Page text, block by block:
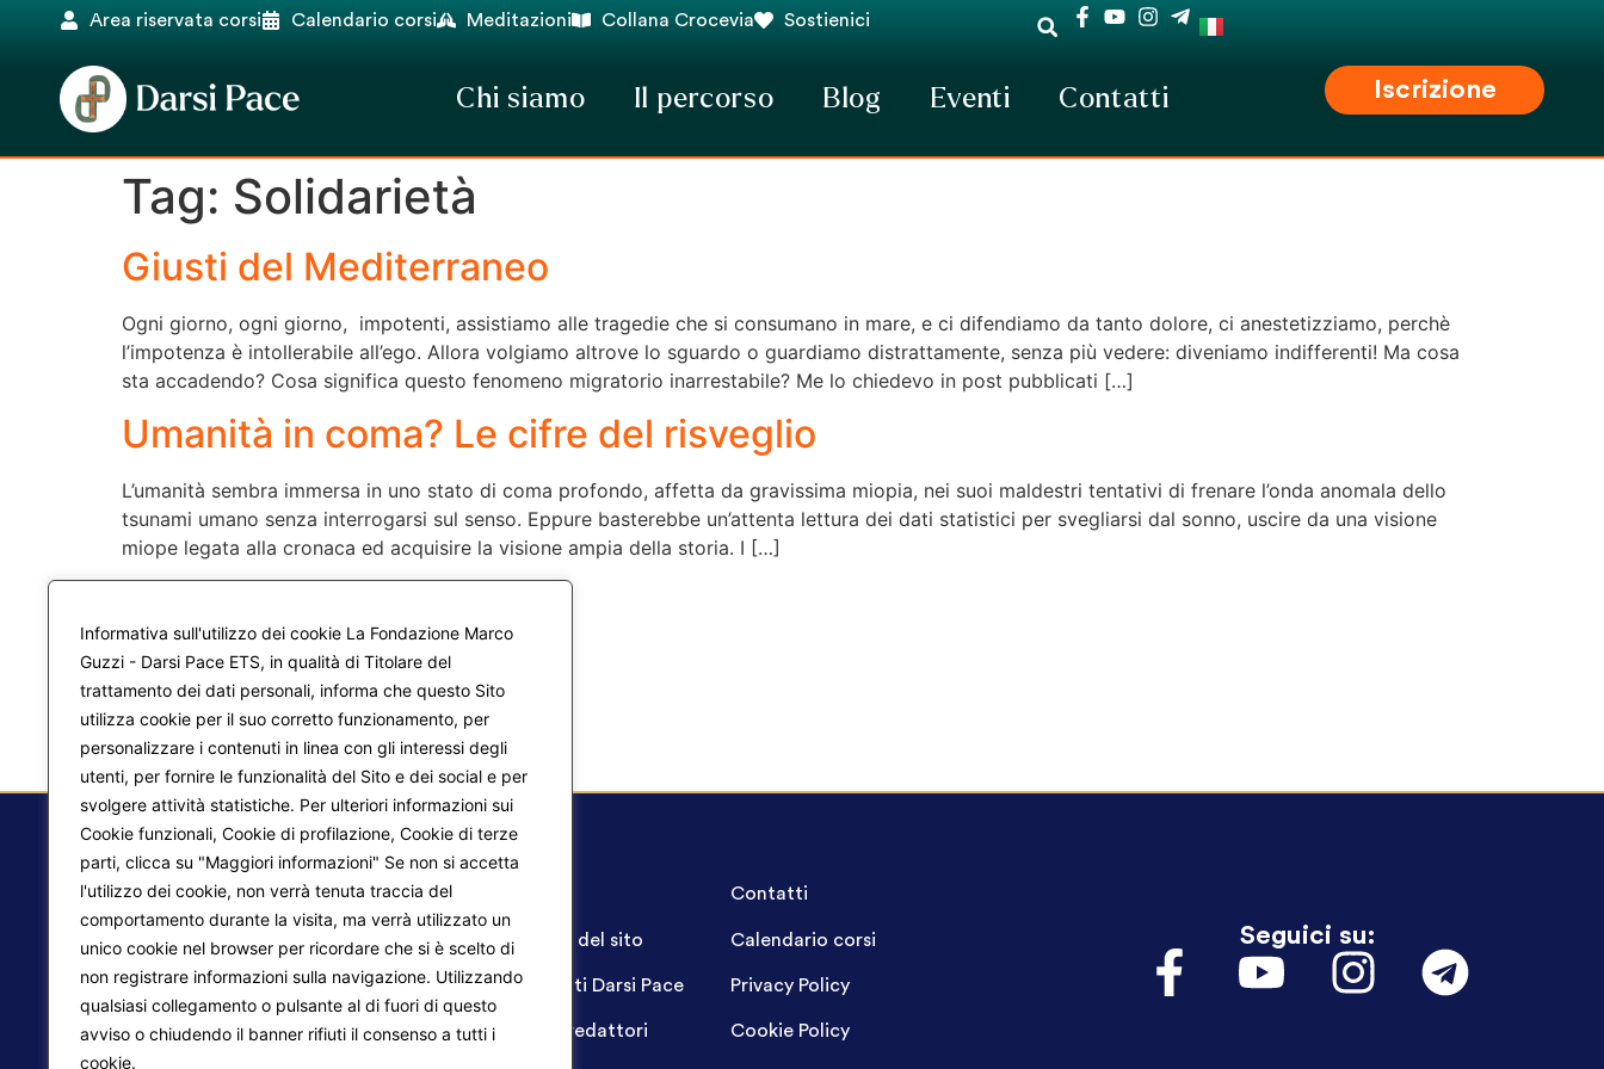
Informativa sull'utilizzo dei cookie La Fondazione Marco
Guzzi - Darsi Pace ETS, in qualità di Titolare del
trattamento dei dati personali, informa che questo Sito
utilizza cookie per il suo corretto funzionamento, per
personalizzare i contenuti in linea con gli interessi degli
utenti, per fornire le funzionalità del Sito e dei social e per
svolgere attività statistiche. Per ulteriori informazioni sui
Cookie funzionali, Cookie di profilazione, Cookie di terze
parti, clicca su "Maggiori informazioni" Se non si accetta
l'utilizzo dei cookie, non verrà tenuta traccia del
comportamento durante la visita, ma verrà utilizzato un
unico cookie nel browser per ricordare che si è scelto di
non registrare informazioni sulla navigazione. Utilizzando
qualsiasi collegamento o pulsante al di fuori di questo
avviso o chiudendo il banner rifiuti il consenso a tutti i
cookie.
Area riservata corsi Calendario corsi Meditazioni Collana Crocevia Sostienici
Chi siamo Il percorso Blog Eventi Contatti Iscrizione
Tag: Solidarietà
Giusti del Mediterraneo
Ogni giorno, ogni giorno, impotenti, assistiamo alle tragedie che si consumano in mare, e ci difendiamo da tanto dolore, ci anestetizziamo, perchè
l’impotenza è intollerabile all’ego. Allora volgiamo altrove lo sguardo o guardiamo distrattamente, senza più vedere: diveniamo indifferenti! Ma cosa
sta accadendo? Cosa significa questo fenomeno migratorio inarrestabile? Me lo chiedevo in post pubblicati […]
Umanità in coma? Le cifre del risveglio
L’umanità sembra immersa in uno stato di coma profondo, affetta da gravissima miopia, nei suoi maldestri tentativi di frenare l’onda anomala dello
tsunami umano senza interrogarsi sul senso. Eppure basterebbe un’attenta lettura dei dati statistici per svegliarsi dal sonno, uscire da una visione
miope legata alla cronaca ed acquisire la visione ampia della storia. I […]
Liberazione interiore
Trasformazione del mondo
Mappa del sito
Progetti Darsi Pace
Login redattori
Contatti
Calendario corsi
Privacy Policy
Cookie Policy
Seguici su: